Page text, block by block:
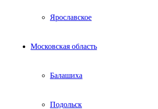
Ярославское
Московская область
Балашиха
Подольск